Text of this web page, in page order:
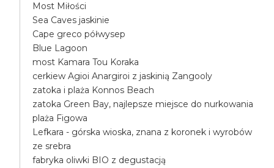
Most Miłości
Sea Caves jaskinie
Cape greco półwysep
Blue Lagoon
most Kamara Tou Koraka
cerkiew Agioi Anargiroi z jaskinią Zangooly
zatoka i plaża Konnos Beach
zatoka Green Bay, najlepsze miejsce do nurkowania
plaża Figowa
Lefkara - górska wioska, znana z koronek i wyrobów
ze srebra
fabryka oliwki BIO z degustacją